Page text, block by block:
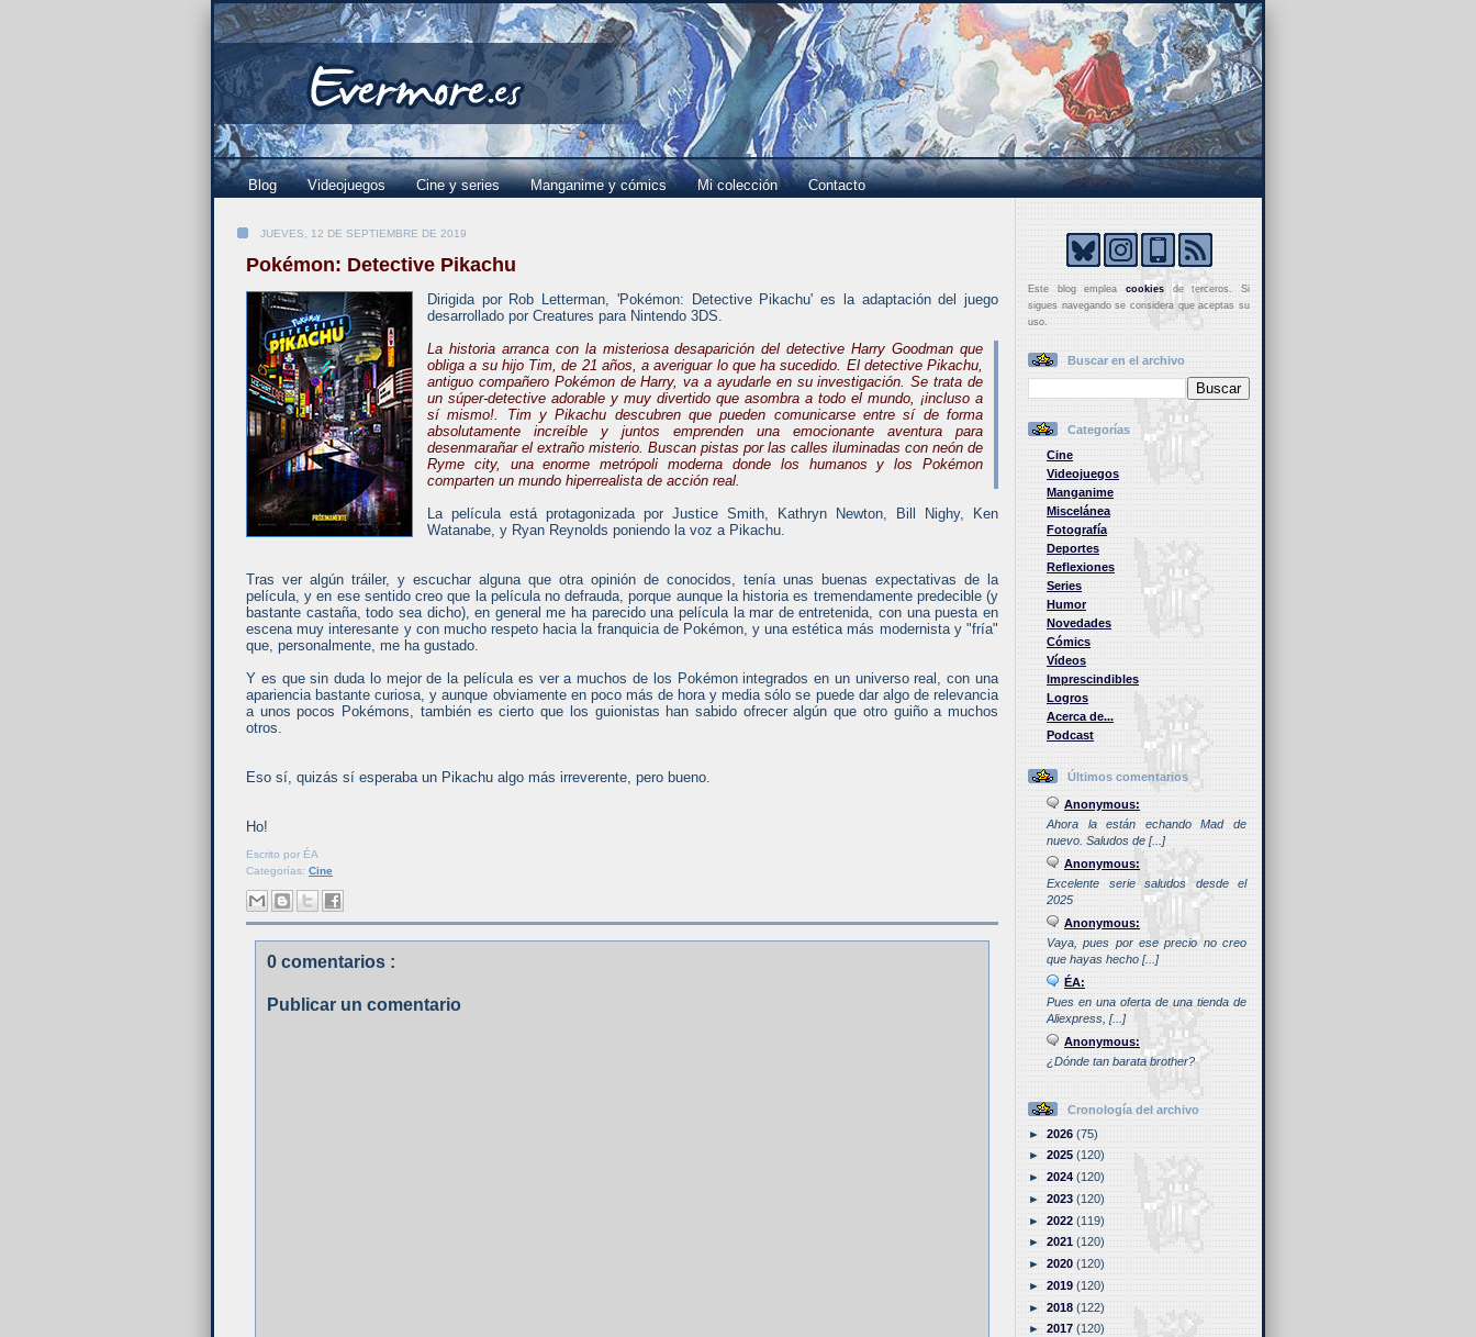
Blog Videojuegos Cine y series Manganime y cómics Mi colección Contacto
JUEVES, 12 DE SEPTIEMBRE DE 2019
Pokémon: Detective Pikachu
Dirigida por Rob Letterman, 'Pokémon: Detective Pikachu' es la adaptación del juego
desarrollado por Creatures para Nintendo 3DS.
La historia arranca con la misteriosa desaparición del detective Harry Goodman que
obliga a su hijo Tim, de 21 años, a averiguar lo que ha sucedido. El detective Pikachu,
antiguo compañero Pokémon de Harry, va a ayudarle en su investigación. Se trata de
un súper-detective adorable y muy divertido que asombra a todo el mundo, ¡incluso a
sí mismo!. Tim y Pikachu descubren que pueden comunicarse entre sí de forma
absolutamente increíble y juntos emprenden una emocionante aventura para
desenmarañar el extraño misterio. Buscan pistas por las calles iluminadas con neón de
Ryme city, una enorme metrópoli moderna donde los humanos y los Pokémon
comparten un mundo hiperrealista de acción real.
La película está protagonizada por Justice Smith, Kathryn Newton, Bill Nighy, Ken
Watanabe, y Ryan Reynolds poniendo la voz a Pikachu.
Tras ver algún tráiler, y escuchar alguna que otra opinión de conocidos, tenía unas buenas expectativas de la
película, y en ese sentido creo que la película no defrauda, porque aunque la historia es tremendamente predecible (y
bastante castaña, todo sea dicho), en general me ha parecido una película la mar de entretenida, con una puesta en
escena muy interesante y con mucho respeto hacia la franquicia de Pokémon, y una estética más modernista y "fría"
que, personalmente, me ha gustado.
Y es que sin duda lo mejor de la película es ver a muchos de los Pokémon integrados en un universo real, con una
apariencia bastante curiosa, y aunque obviamente en poco más de hora y media sólo se puede dar algo de relevancia
a unos pocos Pokémons, también es cierto que los guionistas han sabido ofrecer algún que otro guiño a muchos
otros.
Eso sí, quizás sí esperaba un Pikachu algo más irreverente, pero bueno.
Ho!
Escrito por ÉA
Categorías: Cine
0 comentarios :
Publicar un comentario
Este blog empleacookies de terceros. Si
sigues navegando se considera que aceptas su
uso.
Buscar en el archivo
Categorías
Cine
Videojuegos
Manganime
Miscelánea
Fotografía
Deportes
Reflexiones
Series
Humor
Novedades
Cómics
Vídeos
Imprescindibles
Logros
Acerca de...
Podcast
Últimos comentarios
Anonymous:
Ahora la están echando Mad de
nuevo. Saludos de [...]
Anonymous:
Excelente serie saludos desde el
2025
Anonymous:
Vaya, pues por ese precio no creo
que hayas hecho [...]
ÉA:
Pues en una oferta de una tienda de
Aliexpress, [...]
Anonymous:
¿Dónde tan barata brother?
Cronología del archivo
►2026(75)
►2025(120)
►2024(120)
►2023(120)
►2022(119)
►2021(120)
►2020(120)
►2019(120)
►2018(122)
►2017(120)